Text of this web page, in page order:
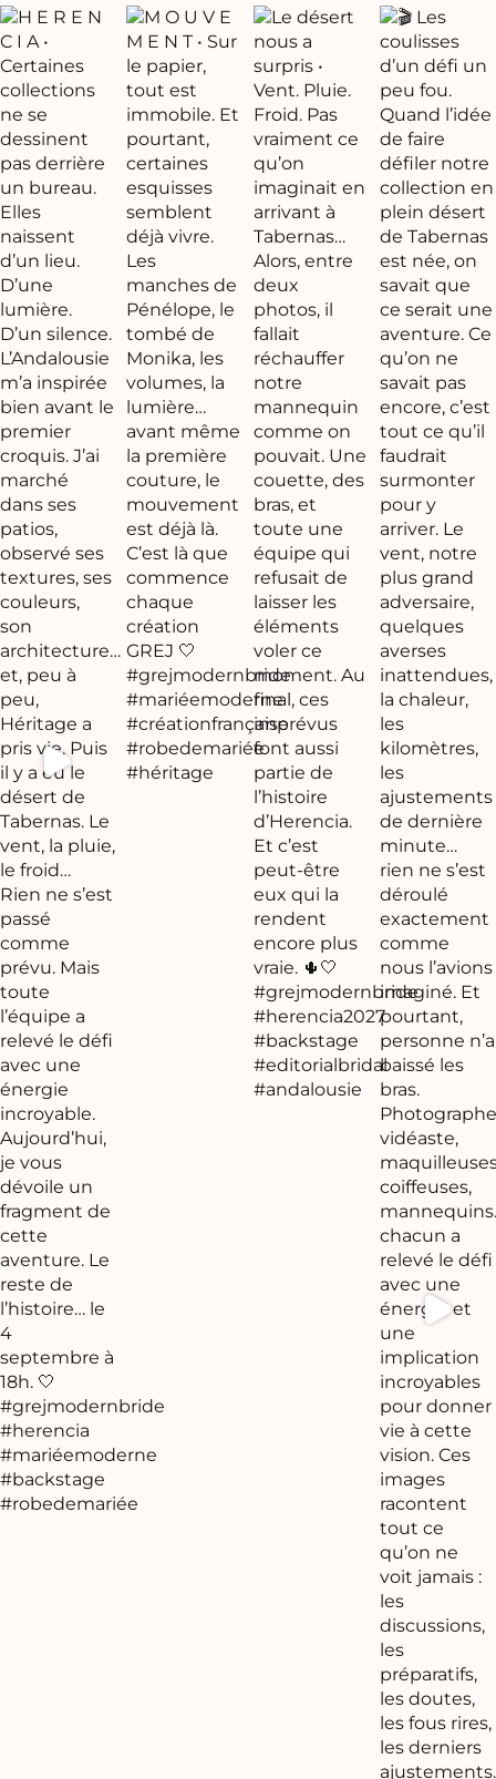
FR EN ES
Accueil
La collection
La marque
Notre showroom
Nos boutiques
Contact